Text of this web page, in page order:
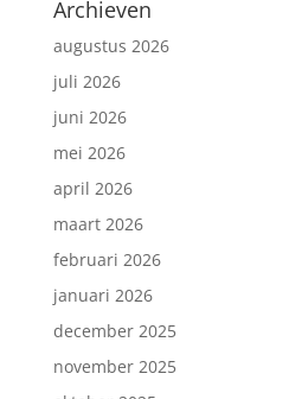
Archieven
augustus 2026
juli 2026
juni 2026
mei 2026
april 2026
maart 2026
februari 2026
januari 2026
december 2025
november 2025